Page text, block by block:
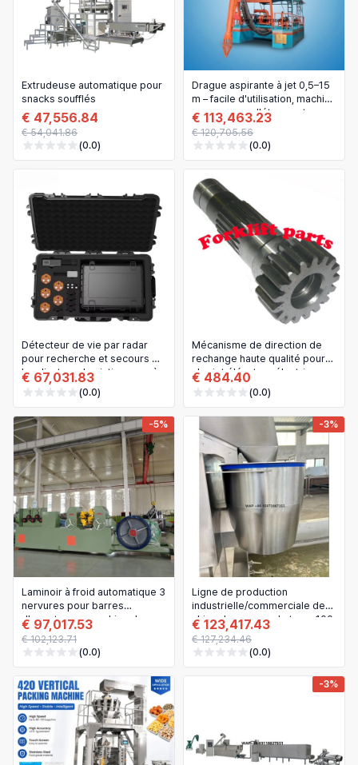
Extrudeuse automatique pour
snacks soufflés
€ 47,556.84
€ 54,041.86
(0.0)
Drague aspirante à jet 0,5–15
m – facile d'utilisation, machine
pour curage d'étangs et
canaux
€ 113,463.23
€ 120,705.56
(0.0)
Détecteur de vie par radar
pour recherche et secours —
localisateur de victimes après
séisme et effondrement
€ 67,031.83
(0.0)
Mécanisme de direction de
rechange haute qualité pour
chariot élévateur électrique
Nichiyu FBT10/15/18-75 – Réf.
OEM 14200-13240
€ 484.40
(0.0)
-5%
Laminoir à froid automatique 3
nervures pour barres
d'armature — machine de
redressage et découpe
€ 97,017.53
€ 102,123.71
(0.0)
-3%
Ligne de production
industrielle/commerciale de
chips de pomme de terre 100
kg/h – Machine de fabrication
de chips frites à partir de
pomme de terre surgelée
€ 123,417.43
€ 127,234.46
(0.0)
-3%